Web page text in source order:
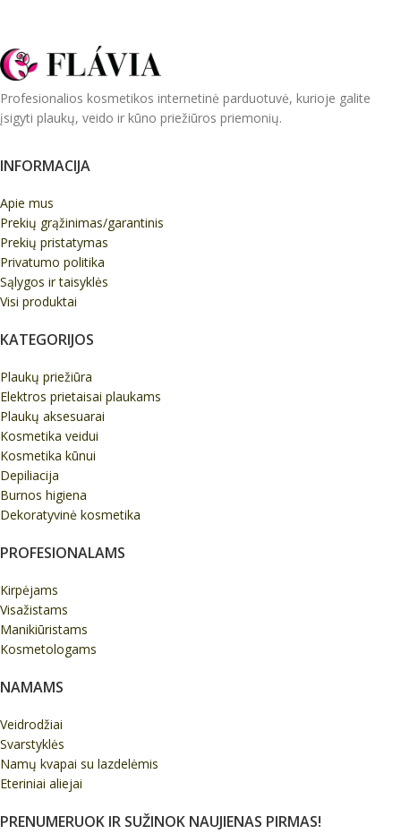
Profesionalios kosmetikos internetinė parduotuvė, kurioje galite
įsigyti plaukų, veido ir kūno priežiūros priemonių.
INFORMACIJA
Apie mus
Prekių grąžinimas/garantinis
Prekių pristatymas
Privatumo politika
Sąlygos ir taisyklės
Visi produktai
KATEGORIJOS
Plaukų priežiūra
Elektros prietaisai plaukams
Plaukų aksesuarai
Kosmetika veidui
Kosmetika kūnui
Depiliacija
Burnos higiena
Dekoratyvinė kosmetika
PROFESIONALAMS
Kirpėjams
Visažistams
Manikiūristams
Kosmetologams
NAMAMS
Veidrodžiai
Svarstyklės
Namų kvapai su lazdelėmis
Eteriniai aliejai
PRENUMERUOK IR SUŽINOK NAUJIENAS PIRMAS!